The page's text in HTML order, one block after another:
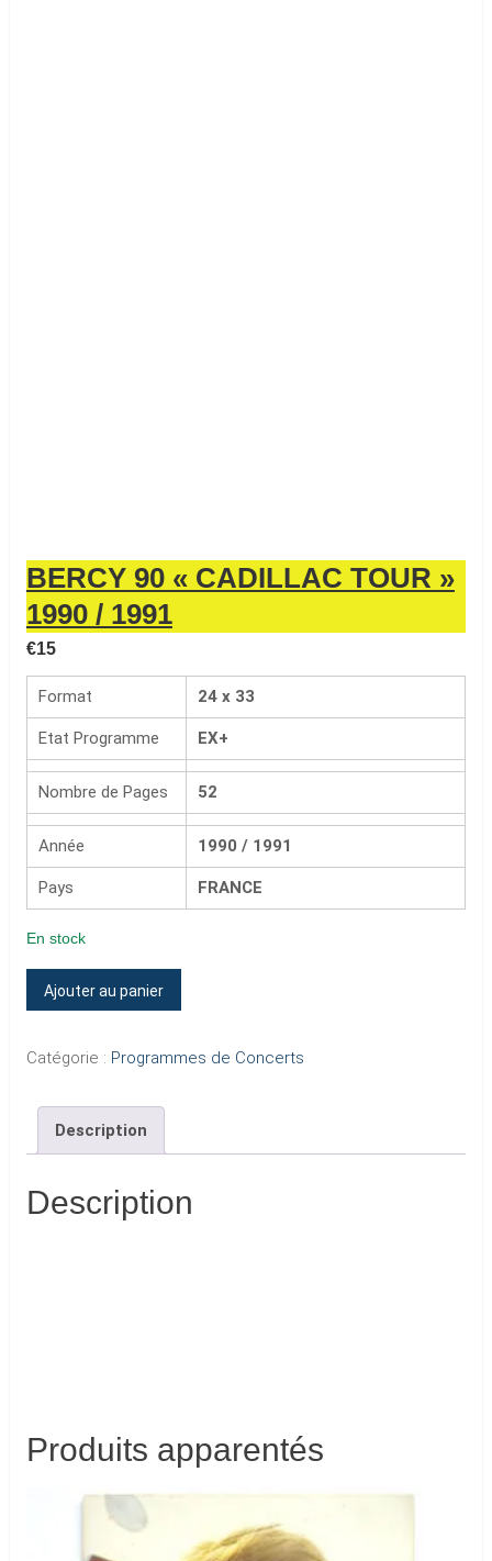
BERCY 90 « CADILLAC TOUR »
1990 / 1991
€15
Format 24 x 33
Etat Programme EX+
Nombre de Pages 52
Année 1990 / 1991
Pays FRANCE
En stock
quantité
de
TOUR"
1990
/
1991
Ajouter au panier
Catégorie : Programmes de Concerts
Description
Description
Produits apparentés